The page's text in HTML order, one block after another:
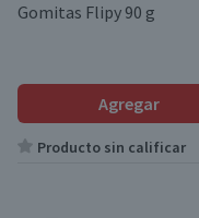
Gomitas Flipy 90 g
Agregar
Producto sin calificar